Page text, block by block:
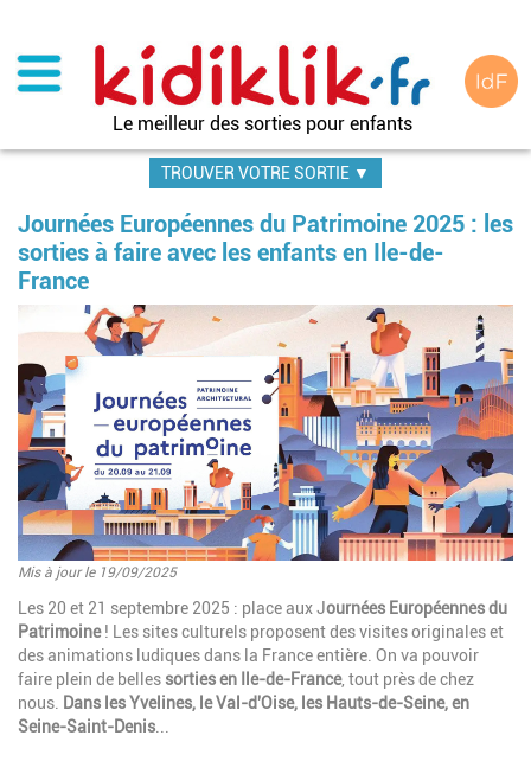
contenu
principal
Le meilleur des sorties pour enfants
TROUVER VOTRE SORTIE ▼
Journées Européennes du Patrimoine 2025 : les
sorties à faire avec les enfants en Ile-de-
France
Mis à jour le 19/09/2025
Introduction
Les 20 et 21 septembre 2025 : place aux Journées Européennes du
Patrimoine! Les sites culturels proposent des visites originales et
des animations ludiques dans la France entière. On va pouvoir
faire plein de bellessorties en Ile-de-France, tout près de chez
nous.
Dans les Yvelines, le Val-d'Oise, les Hauts-de-Seine, en
Seine-Saint-Denis